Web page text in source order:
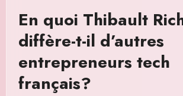
En quoi Thibault
diffère-t-il d’autres
entrepreneurs tech
français?